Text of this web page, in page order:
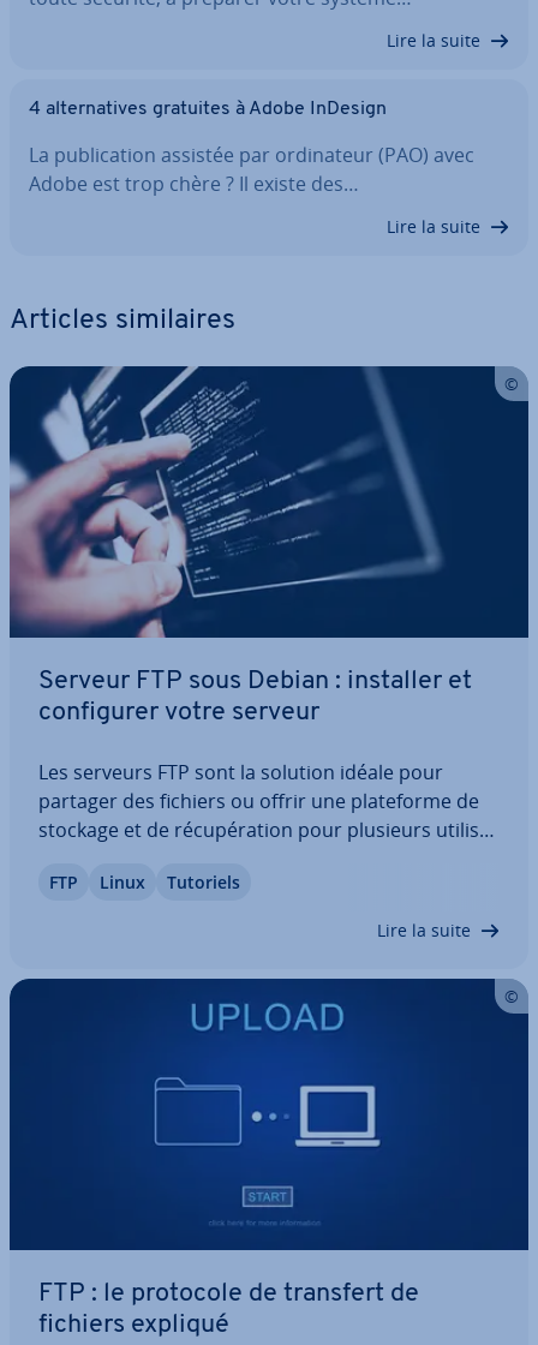
Lire la suite
4 al­ter­na­tives gratuites à Adobe InDesign
La pu­bli­ca­tion assistée par or­di­na­teur (PAO) avec
Adobe est trop chère ? Il existe des…
Lire la suite
Articles si­mi­laires
Serveur FTP sous Debian : installer et
con­fi­gu­rer votre serveur
Les serveurs FTP sont la solution idéale pour
partager des fichiers ou offrir une pla­te­forme de
stockage et de ré­cu­pé­ra­tion pour plusieurs uti­li­sa­
rôle central dans la main­te­nance des sites Web.
FTP Linux Tutoriels
Lire la suite
FTP : le protocole de transfert de
fichiers expliqué